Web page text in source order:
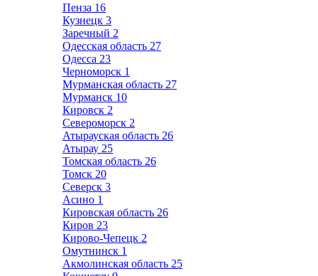
Пенза 16
Кузнецк 3
Заречный 2
Одесская область 27
Одесса 23
Черноморск 1
Мурманская область 27
Мурманск 10
Кировск 2
Североморск 2
Атырауская область 26
Атырау 25
Томская область 26
Томск 20
Северск 3
Асино 1
Кировская область 26
Киров 23
Кирово-Чепецк 2
Омутнинск 1
Акмолинская область 25